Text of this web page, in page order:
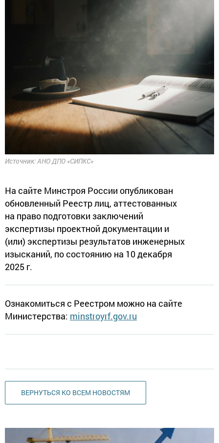
Источник: АНО ДПО «СИПКС»
На сайте Минстроя России опубликован
обновленный Реестр лиц, аттестованных
на право подготовки заключений
экспертизы проектной документации и
(или) экспертизы результатов инженерных
изысканий, по состоянию на 10 декабря
2025 г.
Ознакомиться с Реестром можно на сайте
Министерства: minstroyrf.gov.ru
ВЕРНУТЬСЯ КО ВСЕМ НОВОСТЯМ